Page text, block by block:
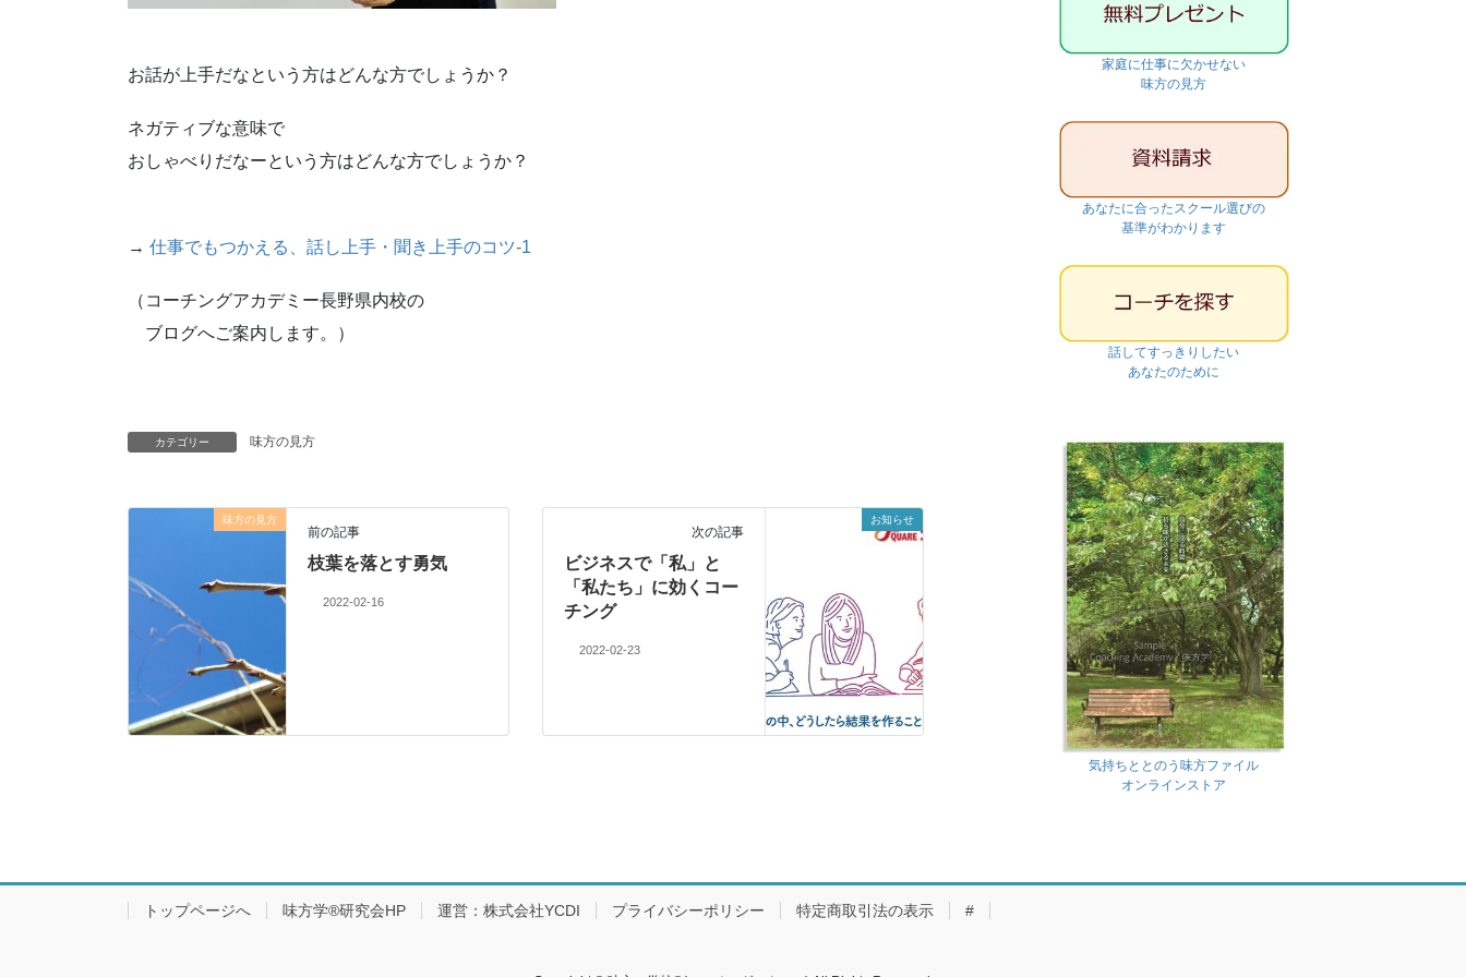
お話が上手だなという方はどんな方でしょうか？
ネガティブな意味で
おしゃべりだなーという方はどんな方でしょうか？
→ 仕事でもつかえる、話し上手・聞き上手のコツ-1
（コーチングアカデミー長野県内校の
ブログへご案内します。）
カテゴリー 味方の見方
味方の見方
前の記事
枝葉を落とす勇気
2022-02-16
お知らせ
次の記事
ビジネスで「私」と
「私たち」に効くコー
チング
2022-02-23
家庭に仕事に欠かせない
味方の見方
あなたに合ったスクール選びの
基準がわかります
話してすっきりしたい
あなたのために
気持ちととのう味方ファイル
オンラインストア
トップページへ 味方学®研究会HP 運営：株式会社YCDI プライバシーポリシー 特定商取引法の表示 #